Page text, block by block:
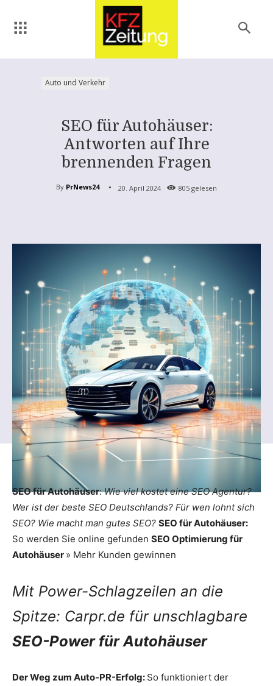
Auto und Verkehr
SEO für Autohäuser:
Antworten auf Ihre
brennenden Fragen
By PrNews24 20. April 2024 805 gelesen
SEO für Autohäuser:Wie viel kostet eine SEO Agentur?
Wer ist der beste SEO Deutschlands? Für wen lohnt sich
SEO? Wie macht man gutes SEO? SEO für Autohäuser:
So werden Sie online gefunden SEO Optimierung für
Autohäuser » Mehr Kunden gewinnen
Mit Power-Schlagzeilen an die
Spitze: Carpr.de für unschlagbare
SEO-Power für Autohäuser
Der Weg zum Auto-PR-Erfolg: So funktioniert der